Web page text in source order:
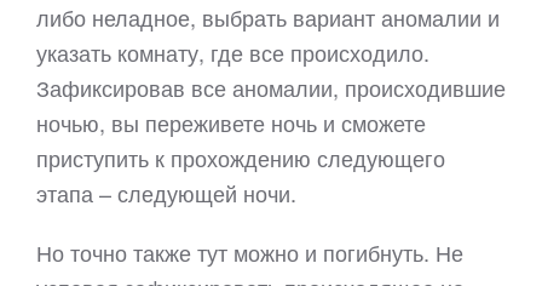
либо неладное, выбрать вариант аномалии и
указать комнату, где все происходило.
Зафиксировав все аномалии, происходившие
ночью, вы переживете ночь и сможете
приступить к прохождению следующего
этапа – следующей ночи.
Но точно также тут можно и погибнуть. Не